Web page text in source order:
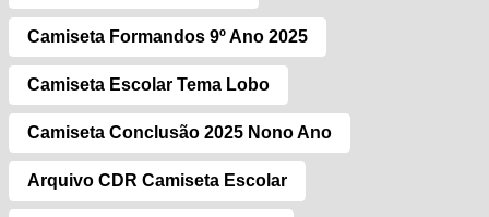
Camiseta Formandos 9º Ano 2025
Camiseta Escolar Tema Lobo
Camiseta Conclusão 2025 Nono Ano
Arquivo CDR Camiseta Escolar